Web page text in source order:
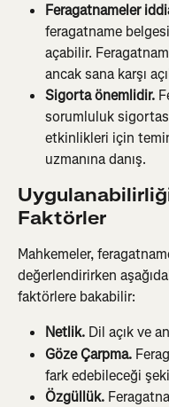
Feragatnameler
feragatname
açabilir.
ancak sana karşı
Sigorta önemlidir.
sorumluluk
etkinlikleri için
uzmanına danış.
Faktörler
Mahkemeler,
değerlendirirken
faktörlere bakabilir:
Netlik. Dil açık ve
Göze Çarpma.
fark edebileceği
Özgüllük.